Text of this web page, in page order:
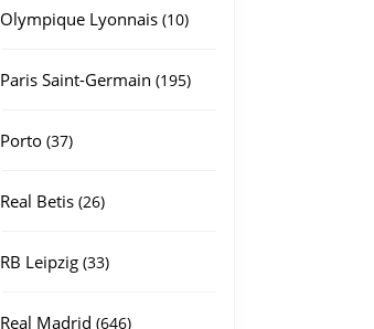
Olympique Lyonnais 1010
Paris Saint-Germain 195195
Porto 3737
Real Betis 2626
RB Leipzig 3333
Real Madrid 646646